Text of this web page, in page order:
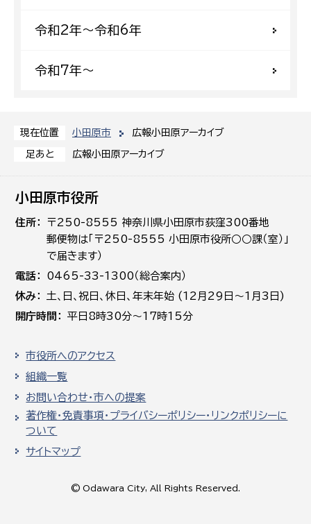
現在位置 小田原市 広報小田原アーカイブ
足あと 広報小田原アーカイブ
令和2年〜令和6年
令和7年〜
小田原市役所
住所
〒250-8555 神奈川県小田原市荻窪300番地
郵便物は「〒250-8555 小田原市役所○○課（室）」
で届きます）
電話
0465-33-1300（総合案内）
休み
土､日､祝日、休日、年末年始 (12月29日～1月3日)
開庁時間
平日8時30分～17時15分
市役所へのアクセス
組織一覧
お問い合わせ・市への提案
著作権・免責事項・プライバシーポリシー・リンクポリシーに
ついて
サイトマップ
© Odawara City, All Rights Reserved.